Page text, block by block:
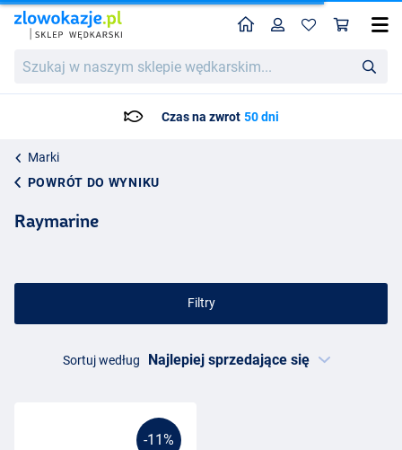
w
HomeProfil
Czas na zwrot 50 dni
Marki
POWRÓT DO WYNIKU
Raymarine
Filtry
Sortuj według
-11%